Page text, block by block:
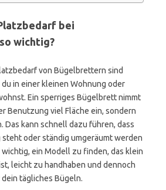
bei
wichtig?
von Bügelbrettern sind
in einer kleinen Wohnung oder
Ein sperriges Bügelbrett nimmt
Benutzung viel Fläche ein, sondern
Das kann schnell dazu führen, dass
steht oder ständig umgeräumt werden
wichtig, ein Modell zu finden, das klein
leicht zu handhaben und dennoch
tägliches Bügeln.